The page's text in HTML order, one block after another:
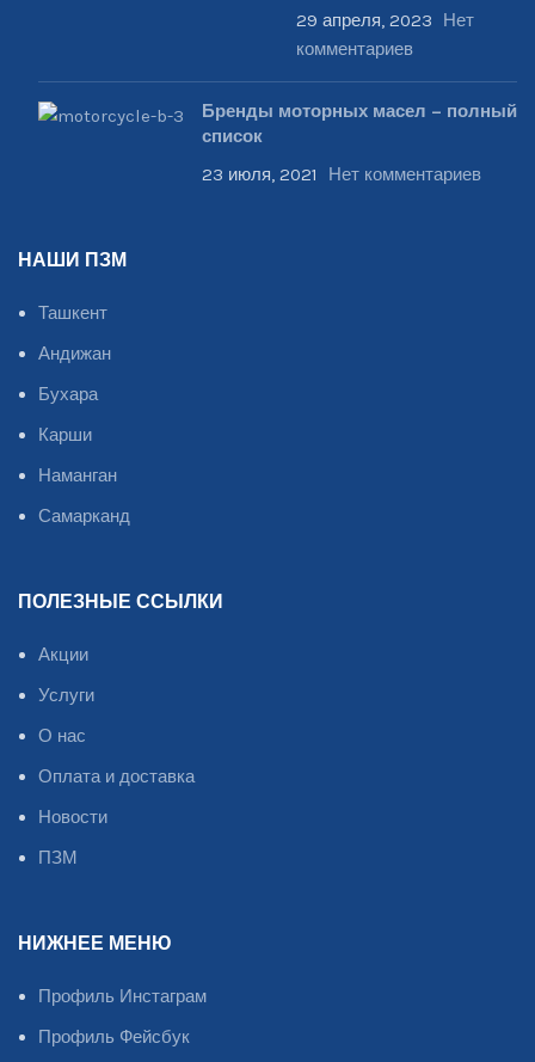
29 апреля, 2023
Нет
комментариев
Бренды моторных масел – полный
список
23 июля, 2021 Нет комментариев
НАШИ ПЗМ
Ташкент
Андижан
Бухара
Карши
Наманган
Самарканд
ПОЛЕЗНЫЕ ССЫЛКИ
Акции
Услуги
О нас
Оплата и доставка
Новости
ПЗМ
НИЖНЕЕ МЕНЮ
Профиль Инстаграм
Профиль Фейсбук